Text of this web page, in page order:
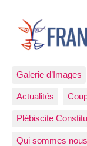
Galerie d’Images
Actualités
Plébiscite
Qui sommes